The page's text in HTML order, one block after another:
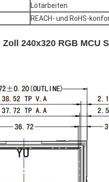
Lötarbeiten
REACH- und RoHS-
240x320 RGB MCU